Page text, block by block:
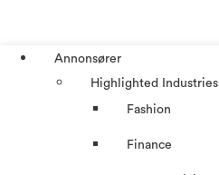
Annonsører
Highlighted Industries
Fashion
Finance